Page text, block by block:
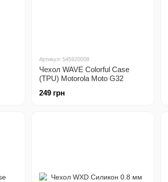
Артикул: 545920008
Чехол WAVE Colorful Case
(TPU) Motorola Moto G32
249 грн